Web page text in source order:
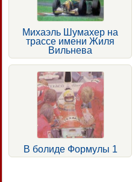
Михаэль Шумахер на
трассе имени Жиля
Вильнева
В болиде Формулы 1